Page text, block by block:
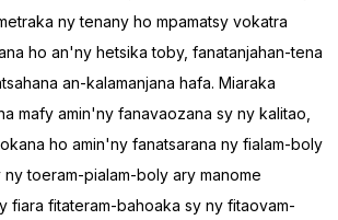
ny tenany ho mpamatsy vokatra
ho an'ny hetsika toby, fanatanjahan-tena
an-kalamanjana hafa. Miaraka
mafy amin'ny fanavaozana sy ny kalitao,
ho amin'ny fanatsarana ny fialam-boly
toeram-pialam-boly ary manome
fiara fitateram-bahoaka sy ny fitaovam-